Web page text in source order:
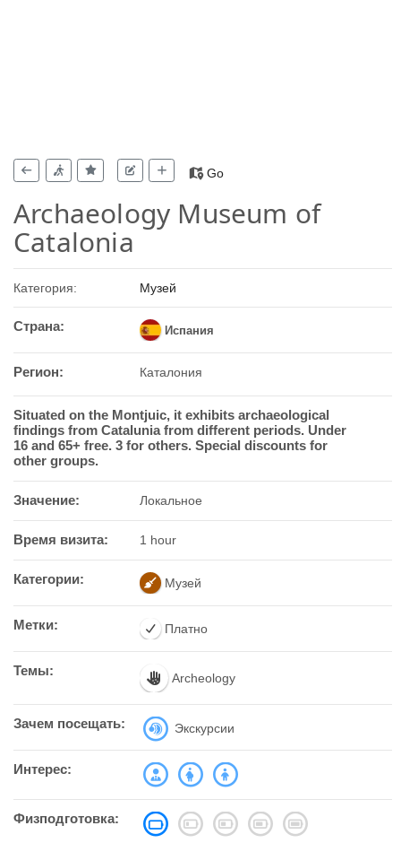
Go
Archaeology Museum of
Catalonia
Категория: Музей
Страна: Испания
Регион: Каталония
Situated on the Montjuic, it exhibits archaeological
findings from Catalunia from different periods. Under
16 and 65+ free. 3 for others. Special discounts for
other groups.
Значение: Локальное
Время визита: 1 hour
Категории: Музей
Метки: Платно
Темы: Archeology
Зачем посещать: Экскурсии
Интерес:
Физподготовка: